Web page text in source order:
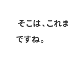
そこは、こ
ですね。